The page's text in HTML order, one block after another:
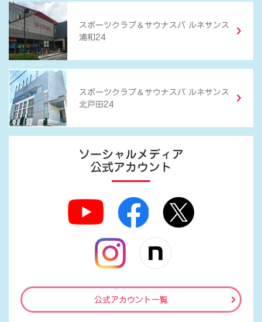
スポーツクラブ ＆ サウナスパ ルネサンス
浦和24
スポーツクラブ ＆ サウナスパ ルネサンス
北戸田24
ソーシャルメディア
公式アカウント
公式アカウント一覧